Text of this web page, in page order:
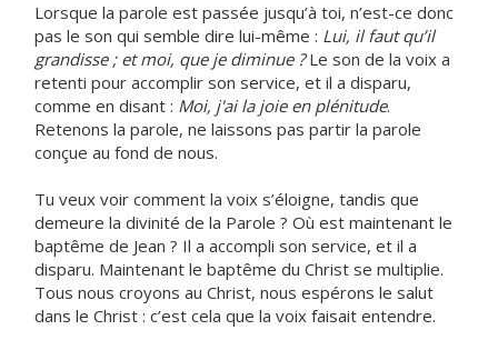
Lorsque la parole est passée jusqu’à toi, n’est-ce donc
pas le son qui semble dire lui-même : Lui, il faut qu’il
grandisse ; et moi, que je diminue ?Le son de la voix a
retenti pour accomplir son service, et il a disparu,
comme en disant : Moi, j'ai la joie en plénitude.
Retenons la parole, ne laissons pas partir la parole
conçue au fond de nous.
Tu veux voir comment la voix s’éloigne, tandis que
demeure la divinité de la Parole ? Où est maintenant le
baptême de Jean ? Il a accompli son service, et il a
disparu. Maintenant le baptême du Christ se multiplie.
Tous nous croyons au Christ, nous espérons le salut
dans le Christ : c’est cela que la voix faisait entendre.